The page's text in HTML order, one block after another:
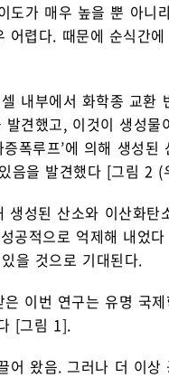
가 매우 높을 뿐 아니
렵다. 때문에 순식간에
내부에서 화학종 교환
견했고, 이것이 생성
폭루프’에 의해 생성
음을 발견했다 [그림 2 (
생성된 산소와 이산화
공적으로 억제해 내었
을 것으로 기대된다.
이번 연구는 유명 국
[그림 1].
왔음. 그러나 더 이상